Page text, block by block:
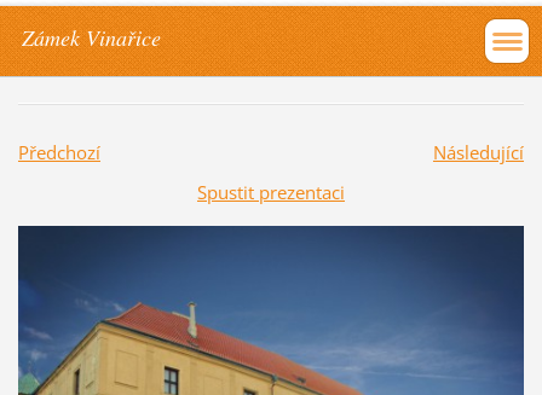
Zámek Vinařice
Předchozí
Následující
Spustit prezentaci